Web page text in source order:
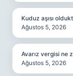
Kuduz aşısı
Ağustos 5, 2026
Avarız vergisi ne
Ağustos 5, 2026